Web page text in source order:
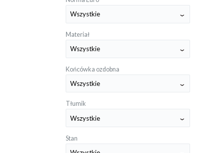
Materiał
Końcówka ozdobna
Tłumik
Stan